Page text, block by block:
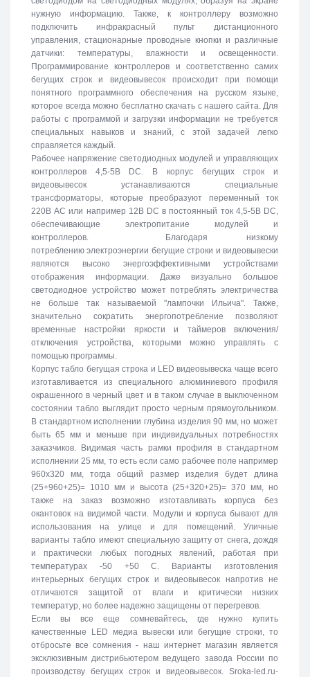
нужную информацию. Также, к контроллеру возможно
подключить инфракрасный пульт дистанционного
управления, стационарные проводные кнопки и различные
датчики: температуры, влажности и освещенности.
Программирование контроллеров и соответственно самих
бегущих строк и видеовывесок происходит при помощи
понятного программного обеспечения на русском языке,
которое всегда можно бесплатно скачать с нашего сайта. Для
работы с программой и загрузки информации не требуется
специальных навыков и знаний, с этой задачей легко
справляется каждый.
Рабочее напряжение светодиодных модулей и управляющих
контроллеров 4,5-5В DC. В корпус бегущих строк и
видеовывесок устанавливаются специальные
трансформаторы, которые преобразуют переменный ток
220В АС или например 12В DC в постоянный ток 4,5-5В DC,
обеспечивающие электропитание модулей и
контроллеров. Благодаря низкому
потреблению электроэнергии бегущие строки и видеовывески
являются высоко энергоэффективными устройствами
отображения информации. Даже визуально большое
светодиодное устройство может потреблять электричества
не больше так называемой "лампочки Ильича". Также,
значительно сократить энергопотребление позволяют
временные настройки яркости и таймеров включения/
отключения устройства, которыми можно управлять с
помощью программы.
Корпус табло бегущая строка и LED видеовывеска чаще всего
изготавливается из специального алюминиевого профиля
окрашенного в черный цвет и в таком случае в выключенном
состоянии табло выглядит просто черным прямоугольником.
В стандартном исполнении глубина изделия 90 мм, но может
быть 65 мм и меньше при индивидуальных потребностях
заказчиков. Видимая часть рамки профиля в стандартном
исполнении 25 мм, то есть если само рабочее поле например
960х320 мм, тогда общий размер изделия будет длина
(25+960+25)= 1010 мм и высота (25+320+25)= 370 мм, но
также на заказ возможно изготавливать корпуса без
окантовок на видимой части. Модули и корпуса бывают для
использования на улице и для помещений. Уличные
варианты табло имеют специальную защиту от снега, дождя
и практически любых погодных явлений, работая при
температурах -50 +50 C. Варианты изготовления
интерьерных бегущих строк и видеовывесок напротив не
отличаются защитой от влаги и критически низких
температур, но более надежно защищены от перегревов.
Если вы все еще сомневайтесь, где нужно купить
качественные LED медиа вывески или бегущие строки, то
отбросьте все сомнения - наш интернет магазин является
эксклюзивным дистрибьютером ведущего завода России по
производству бегущих строк и видеовывесок. Sroka-led.ru-